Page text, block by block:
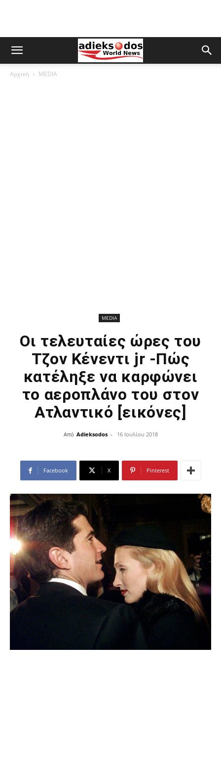
Αρχική MEDIA
MEDIA
Οι τελευταίες ώρες του
Τζον Κένεντι jr -Πώς
κατέληξε να καρφώνει
το αεροπλάνο του στον
Ατλαντικό [εικόνες]
Από Adieksodos - 16 Ιουλίου 2018
Facebook X Pinterest